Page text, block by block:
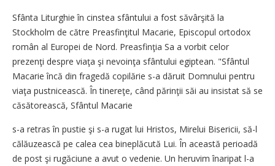
Sfânta Liturghie în cinstea sfântului a fost săvârşită la
Stockholm de către Preasfinţitul Macarie, Episcopul ortodox
român al Europei de Nord. Preasfinţia Sa a vorbit celor
prezenţi despre viaţa şi nevoinţa sfântului egiptean. "Sfântul
Macarie încă din fragedă copilărie s-a dăruit Domnului pentru
viaţa pustnicească. În tinereţe, când părinţii săi au insistat să se
căsătorească, Sfântul Macarie
s-a retras în pustie şi s-a rugat lui Hristos, Mirelui Bisericii, să-l
călăuzească pe calea cea bineplăcută Lui. În această perioadă
de post şi rugăciune a avut o vedenie. Un heruvim înaripat l-a